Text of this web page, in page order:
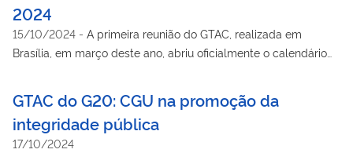
2024
15/10/2024 - A primeira reunião do GTAC, realizada em
Brasília, em março deste ano, abriu oficialmente o calendário
GTAC do G20: CGU na promoção da
integridade pública
17/10/2024